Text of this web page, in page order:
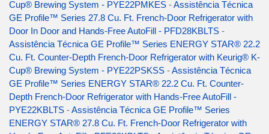
Cup® Brewing System - PYE22PMKES -Assistência Técnica
GE Profile™ Series 27.8 Cu. Ft. French-Door Refrigerator with
Door In Door and Hands-Free AutoFill - PFD28KBLTS -
Assistência Técnica GE Profile™ Series ENERGY STAR® 22.2
Cu. Ft. Counter-Depth French-Door Refrigerator with Keurig® K-
Cup® Brewing System - PYE22PSKSS -Assistência Técnica
GE Profile™ Series ENERGY STAR® 22.2 Cu. Ft. Counter-
Depth French-Door Refrigerator with Hands-Free AutoFill -
PYE22KBLTS -Assistência Técnica GE Profile™ Series
ENERGY STAR® 27.8 Cu. Ft. French-Door Refrigerator with